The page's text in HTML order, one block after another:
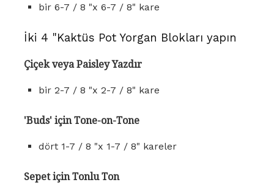
bir 6-7 / 8 "x 6-7 / 8" kare
İki 4 "Kaktüs Pot Yorgan Blokları yapın
Çiçek veya Paisley Yazdır
bir 2-7 / 8 "x 2-7 / 8" kare
'Buds' için Tone-on-Tone
dört 1-7 / 8 "x 1-7 / 8" kareler
Sepet için Tonlu Ton